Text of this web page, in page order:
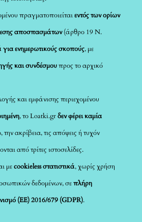
πραγματοποιείταιεντός των ορίων
αποσπασμάτων(άρθρο 19 Ν.
για ενημερωτικούς σκοπούς, με
και συνδέσμουπρος το αρχικό
και εμφάνισης περιεχομένου
, το Loatki.grδεν φέρει καμία
την ακρίβεια, τις απόψεις ή τυχόν
από τρίτες ιστοσελίδες.
μεcookieless στατιστικά, χωρίς χρήση
δεδομένων, σεπλήρη
(ΕΕ) 2016/679 (GDPR).